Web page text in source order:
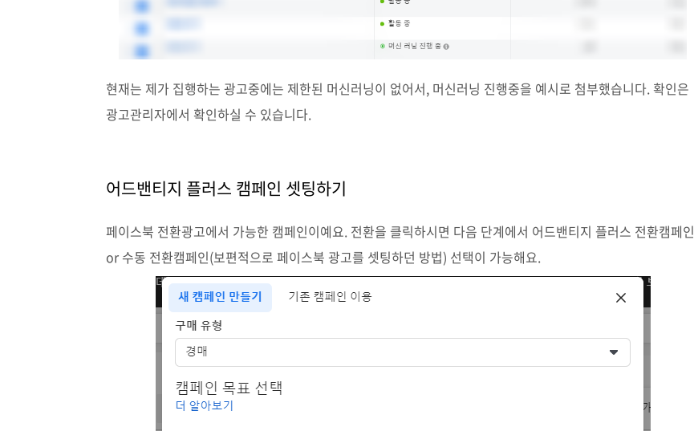
현재는 제가 집행하는 광고중에는 제한된 머신러닝이 없어서, 머신러닝 진행중을 예시로 첨부했습니다. 확인은
광고관리자에서 확인하실 수 있습니다.
어드밴티지 플러스 캠페인 셋팅하기
페이스북 전환광고에서 가능한 캠페인이예요. 전환을 클릭하시면 다음 단계에서 어드밴티지 플러스 전환캠페인
or 수동 전환캠페인(보편적으로 페이스북 광고를 셋팅하던 방법) 선택이 가능해요.